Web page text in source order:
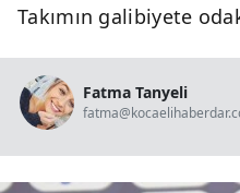
Takımın galibiyete
Fatma Tanyeli